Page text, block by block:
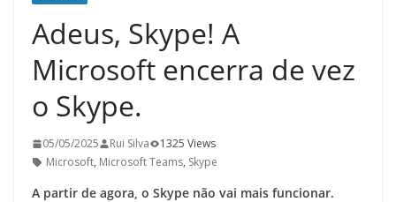
Adeus, Skype! A
Microsoft encerra de vez
o Skype.
05/05/2025 Rui Silva
1325 Views
Microsoft, Microsoft Teams, Skype
A partir de agora, o Skype não vai mais funcionar.